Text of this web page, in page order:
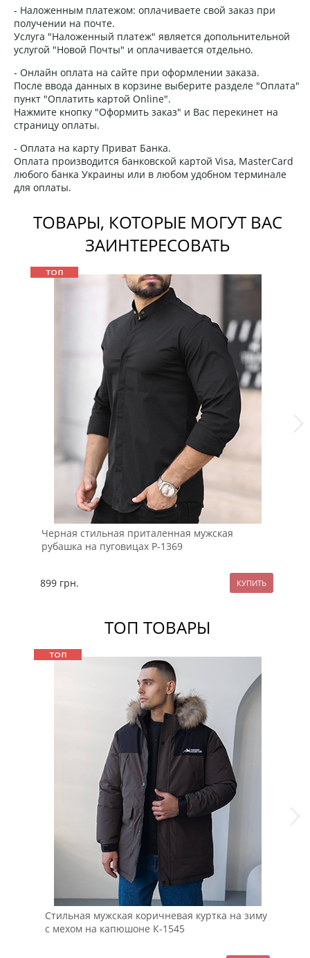
- Наложенным платежом: оплачиваете свой заказ при
получении на почте.
Услуга "Наложенный платеж" является допольнительной
услугой "Новой Почты" и оплачивается отдельно.
- Онлайн оплата на сайте при оформлении заказа.
После ввода данных в корзине выберите разделе "Оплата"
пункт "Оплатить картой Online".
Нажмите кнопку "Оформить заказ" и Вас перекинет на
страницу оплаты.
- Оплата на карту Приват Банка.
Оплата производится банковской картой Visa, MasterCard
любого банка Украины или в любом удобном терминале
для оплаты.
ТОВАРЫ, КОТОРЫЕ МОГУТ ВАС
ЗАИНТЕРЕСОВАТЬ
Черная стильная приталенная мужская
рубашка на пуговицах Р-1369
899 грн.
ТОП ТОВАРЫ
Стильная мужская коричневая куртка на зиму
с мехом на капюшоне К-1545